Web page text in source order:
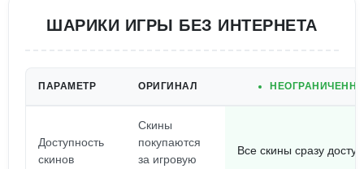
ШАРИКИ ИГРЫ БЕЗ ИНТЕРНЕТА
ПАРАМЕТР ОРИГИНАЛ
Доступность
скинов
Скины
покупаются
за игровую
Все скины сразу